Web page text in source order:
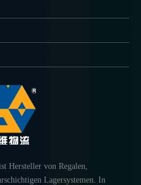
Hersteller von Regalen,
Lagersystemen. In